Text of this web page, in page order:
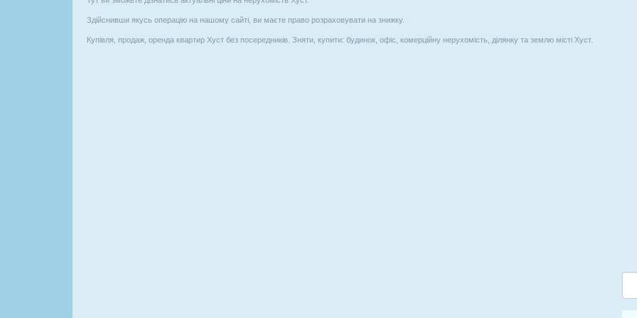
Здійснивши якусь операцію на нашому сайті, ви маєте право розраховувати на знижку.
Купівля, продаж, оренда квартир Хуст без посередників. Зняти, купити: будинок, офіс, комерційну нерухомість, ділянку та землю місті Хуст.